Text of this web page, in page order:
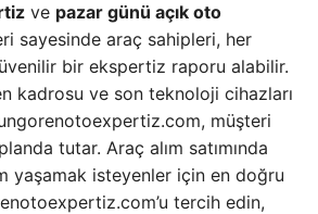
ve pazar günü açık oto
sayesinde araç sahipleri, her
bir ekspertiz raporu alabilir.
kadrosu ve son teknoloji cihazları
müşteri
tutar. Araç alım satımında
yaşamak isteyenler için en doğru
tercih edin,